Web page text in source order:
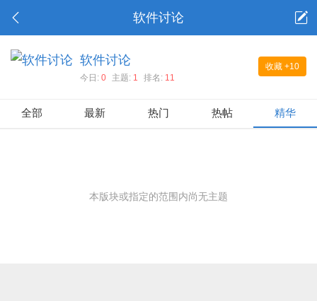
软件讨论
收藏 +10
软件讨论
今日: 0 主题: 1 排名: 11
全部 最新 热门 热帖 精华
本版块或指定的范围内尚无主题